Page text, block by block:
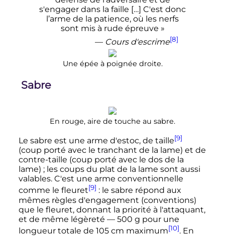
s'engager dans la faille […] C'est donc
l’arme de la patience, où les nerfs
sont mis à rude épreuve »
— Cours d'escrime[8]
Une épée à poignée droite.
Sabre
En rouge, aire de touche au sabre.
Le sabre est une arme d'estoc, de taille[9]
(coup porté avec le tranchant de la lame) et de
contre-taille (coup porté avec le dos de la
lame) ; les coups du plat de la lame sont aussi
valables. C'est une arme conventionnelle
comme le fleuret[9] : le sabre répond aux
mêmes règles d'engagement (conventions)
que le fleuret, donnant la priorité à l'attaquant,
et de même légèreté — 500 g pour une
longueur totale de 105 cm maximum[10]. En